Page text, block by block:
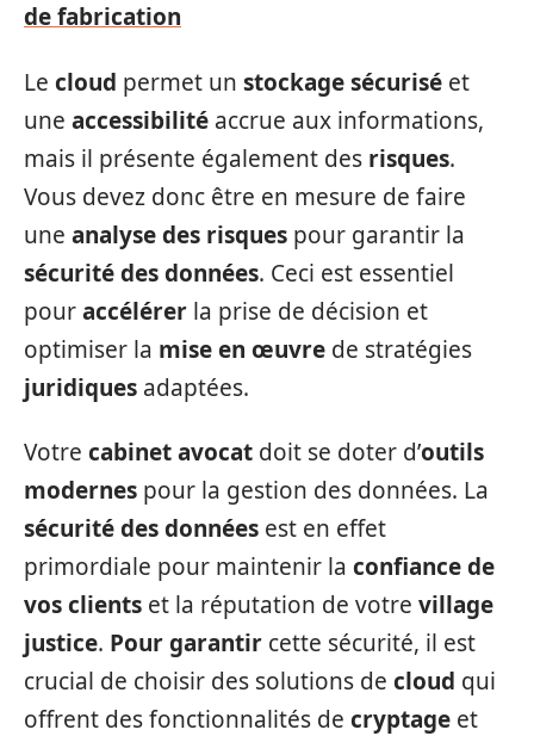
de fabrication
Le cloud permet un stockage sécurisé et
une accessibilité accrue aux informations,
mais il présente également des risques.
Vous devez donc être en mesure de faire
une analyse des risques pour garantir la
sécurité des données. Ceci est essentiel
pouraccélérer la prise de décision et
optimiser la mise en œuvre de stratégies
juridiques adaptées.
Votre cabinet avocat doit se doter d’outils
modernes pour la gestion des données. La
sécurité des données est en effet
primordiale pour maintenir la confiance de
vos clients et la réputation de votre village
justice. Pour garantir cette sécurité, il est
crucial de choisir des solutions de cloud qui
offrent des fonctionnalités de cryptage et